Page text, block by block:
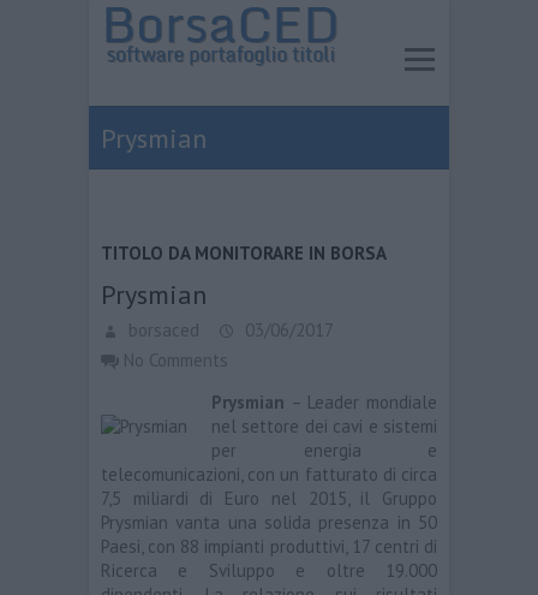
Prysmian
TITOLO DA MONITORARE IN BORSA
Prysmian
borsaced
03/06/2017
No Comments
Prysmian – Leader mondiale
nel settore dei cavi e sistemi
per energia e
telecomunicazioni, con un fatturato di circa
7,5 miliardi di Euro nel 2015, il Gruppo
Prysmian vanta una solida presenza in 50
Paesi, con 88 impianti produttivi, 17 centri di
Ricerca e Sviluppo e oltre 19.000